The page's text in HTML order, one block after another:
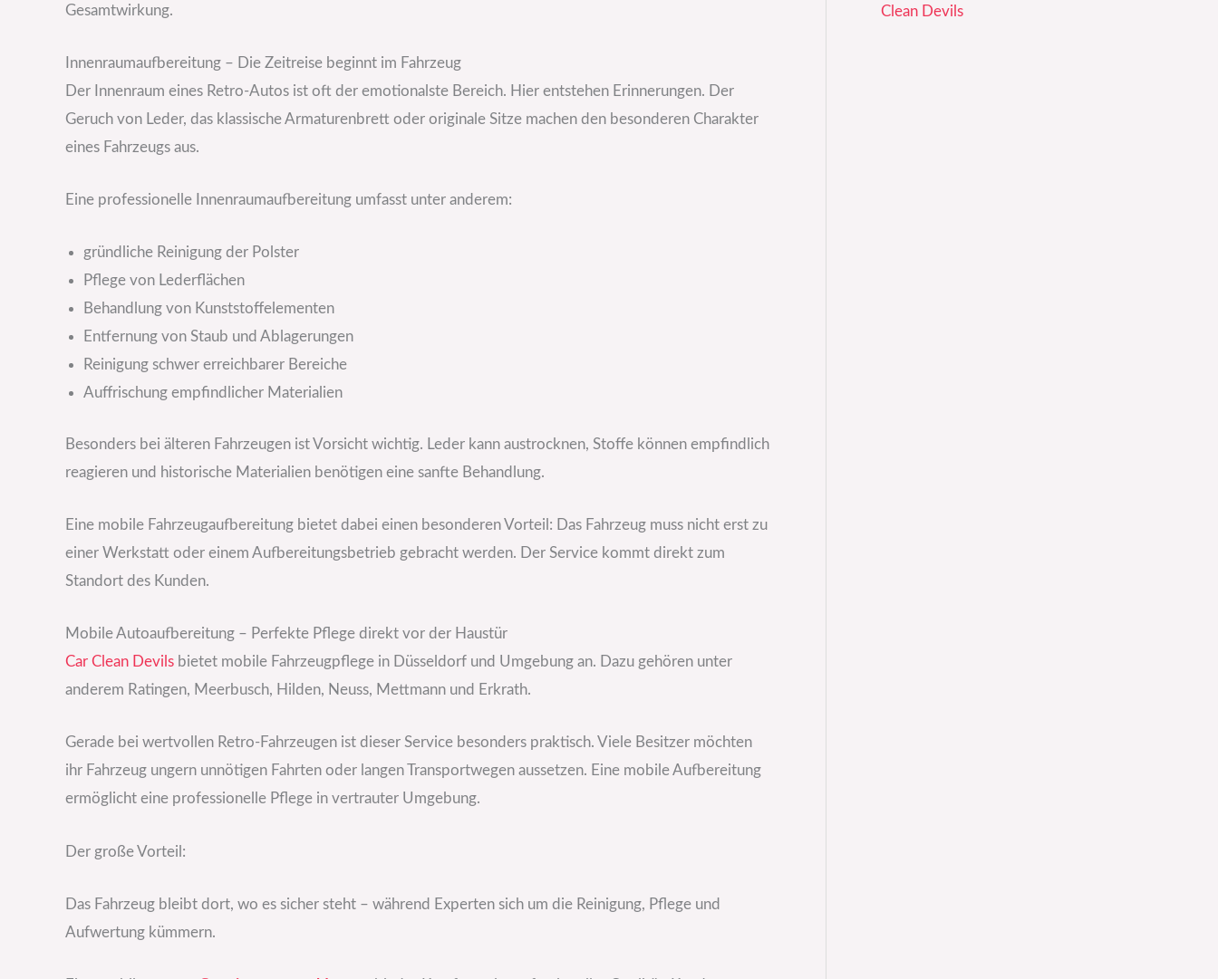
Gesamtwirkung.
Innenraumaufbereitung – Die Zeitreise beginnt im Fahrzeug
Der Innenraum eines Retro-Autos ist oft der emotionalste Bereich. Hier entstehen Erinnerungen. Der
Geruch von Leder, das klassische Armaturenbrett oder originale Sitze machen den besonderen Charakter
eines Fahrzeugs aus.
Eine professionelle Innenraumaufbereitung umfasst unter anderem:
gründliche Reinigung der Polster
Pflege von Lederflächen
Behandlung von Kunststoffelementen
Entfernung von Staub und Ablagerungen
Reinigung schwer erreichbarer Bereiche
Auffrischung empfindlicher Materialien
Besonders bei älteren Fahrzeugen ist Vorsicht wichtig. Leder kann austrocknen, Stoffe können empfindlich
reagieren und historische Materialien benötigen eine sanfte Behandlung.
Eine mobile Fahrzeugaufbereitung bietet dabei einen besonderen Vorteil: Das Fahrzeug muss nicht erst zu
einer Werkstatt oder einem Aufbereitungsbetrieb gebracht werden. Der Service kommt direkt zum
Standort des Kunden.
Mobile Autoaufbereitung – Perfekte Pflege direkt vor der Haustür
Car Clean Devils bietet mobile Fahrzeugpflege in Düsseldorf und Umgebung an. Dazu gehören unter
anderem Ratingen, Meerbusch, Hilden, Neuss, Mettmann und Erkrath.
Gerade bei wertvollen Retro-Fahrzeugen ist dieser Service besonders praktisch. Viele Besitzer möchten
ihr Fahrzeug ungern unnötigen Fahrten oder langen Transportwegen aussetzen. Eine mobile Aufbereitung
ermöglicht eine professionelle Pflege in vertrauter Umgebung.
Der große Vorteil:
Das Fahrzeug bleibt dort, wo es sicher steht – während Experten sich um die Reinigung, Pflege und
Aufwertung kümmern.
Clean Devils